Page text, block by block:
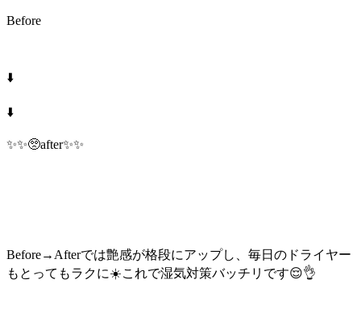
Before
⬇️
⬇️
✨✨🥺after✨✨
Before→Afterでは艶感が格段にアップし、毎日のドライヤー
もとってもラクに☀️これで湿気対策バッチリです😌👌